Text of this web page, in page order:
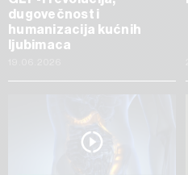
dugovečnost i
humanizacija kućnih
ljubimaca